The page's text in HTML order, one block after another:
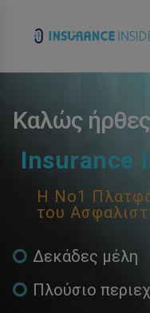
Καλώς
Insurance
Η Νο1
του
Δεκάδες μέλη
Πλούσιο